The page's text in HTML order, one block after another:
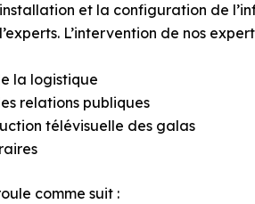
et la configuration de
L’intervention de nos
la logistique
relations publiques
télévisuelle des galas
comme suit :